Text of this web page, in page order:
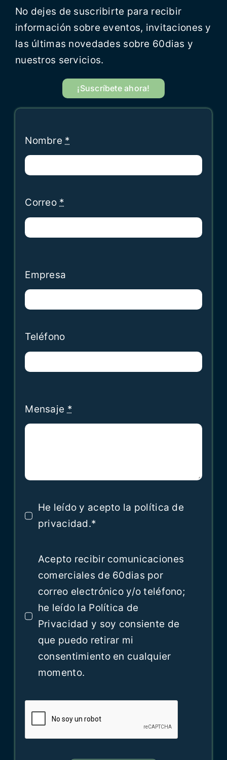
No dejes de suscribirte para recibir
información sobre eventos, invitaciones y
las últimas novedades sobre 60dias y
nuestros servicios.
¡Suscríbete ahora!
Nombre *
Correo *
Empresa
Teléfono
Mensaje *
He leído y acepto la política de
privacidad.*
Acepto recibir comunicaciones
comerciales de 60dias por
correo electrónico y/o teléfono;
he leído la Política de
Privacidad y soy consiente de
que puedo retirar mi
consentimiento en cualquier
momento.